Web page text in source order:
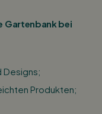
Gartenbank bei
Designs;
Produkten;